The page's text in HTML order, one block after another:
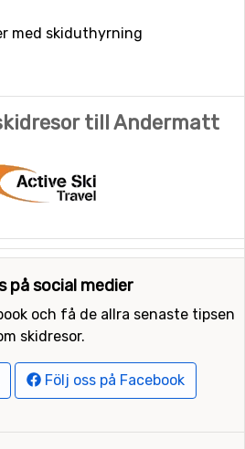
med skiduthyrning
till Andermatt
på social medier
och få de allra senaste tipsen
skidresor.
Följ oss på Facebook